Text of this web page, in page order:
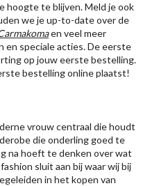
hoogte te blijven. Meld je ook
we je up-to-date over de
en veel meer
en speciale acties. De eerste
op jouw eerste bestelling.
bestelling online plaatst!
vrouw centraal die houdt
die onderling goed te
na hoeft te denken over wat
sluit aan bij waar wij bij
in het kopen van